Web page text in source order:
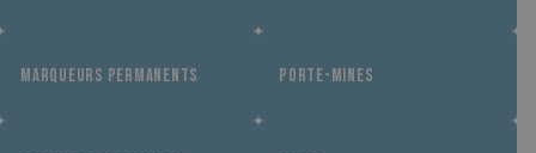
MARQUEURS PERMANENTS PORTE-MINES